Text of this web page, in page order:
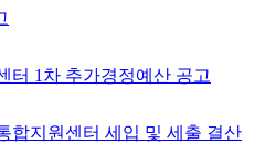
터 1차 추가경정예산 공고
합지원센터 세입 및 세출 결산